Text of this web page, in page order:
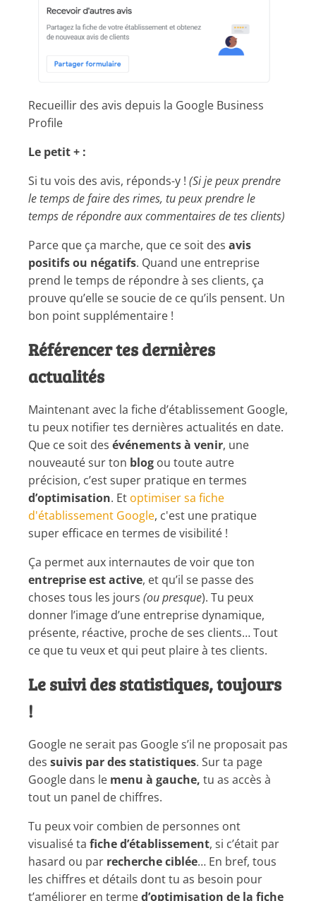
Recueillir des avis depuis la Google Business
Profile
Le petit + :
Si tu vois des avis, réponds-y ! (Si je peux prendre
le temps de faire des rimes, tu peux prendre le
temps de répondre aux commentaires de tes clients)
Parce que ça marche, que ce soit des avis
positifs ou négatifs. Quand une entreprise
prend le temps de répondre à ses clients, ça
prouve qu’elle se soucie de ce qu’ils pensent. Un
bon point supplémentaire !
Référencer tes dernières
actualités
Maintenant avec la fiche d’établissement Google,
tu peux notifier tes dernières actualités en date.
Que ce soit des événements à venir, une
nouveauté sur ton blog ou toute autre
précision, c’est super pratique en termes
d’optimisation. Et optimiser sa fiche
d'établissement Google, c'est une pratique
super efficace en termes de visibilité !
Ça permet aux internautes de voir que ton
entreprise est active, et qu’il se passe des
choses tous les jours (ou presque). Tu peux
donner l’image d’une entreprise dynamique,
présente, réactive, proche de ses clients… Tout
ce que tu veux et qui peut plaire à tes clients.
Le suivi des statistiques, toujours
!
Google ne serait pas Google s’il ne proposait pas
des suivis par des statistiques. Sur ta page
Google dans le menu à gauche, tu as accès à
tout un panel de chiffres.
Tu peux voir combien de personnes ont
visualisé ta fiche d’établissement, si c’était par
hasard ou par recherche ciblée… En bref, tous
les chiffres et détails dont tu as besoin pour
t’améliorer en termed’optimisation de la fiche